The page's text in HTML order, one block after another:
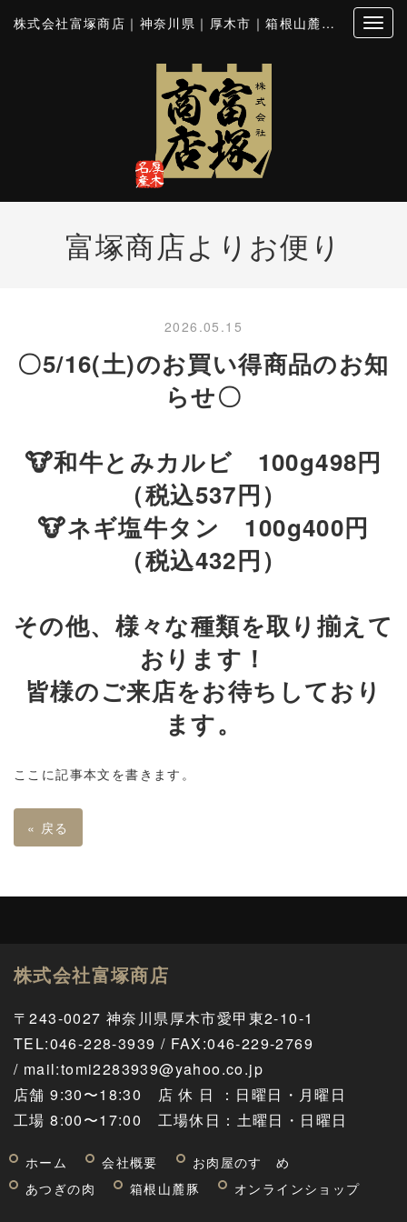
株式会社富塚商店｜神奈川県｜厚木市｜箱根山麓豚｜とん漬｜シロホルモン
富塚商店よりお便り
2026.05.15
〇5/16(土)のお買い得商品のお知
らせ〇
🐮和牛とみカルビ 100g498円
（税込537円）
🐮ネギ塩牛タン 100g400円
（税込432円）
その他、様々な種類を取り揃えて
おります！
皆様のご来店をお待ちしており
ます。
ここに記事本文を書きます。
« 戻る
株式会社富塚商店
〒243-0027 神奈川県厚木市愛甲東2-10-1
TEL:046-228-3939 / FAX:046-229-2769
/ mail:tomi2283939@yahoo.co.jp
店舗 9:30〜18:30 店 休 日 ：日曜日・月曜日
工場 8:00〜17:00 工場休日：土曜日・日曜日
ホーム 会社概要
お肉屋のすゝめ
あつぎの肉
箱根山麓豚 オンラインショップ